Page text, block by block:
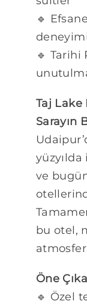
🔹
🔹 Tarihi
Taj Lake
Sarayın
ve
bu otel,
Öne
🔹 Özel